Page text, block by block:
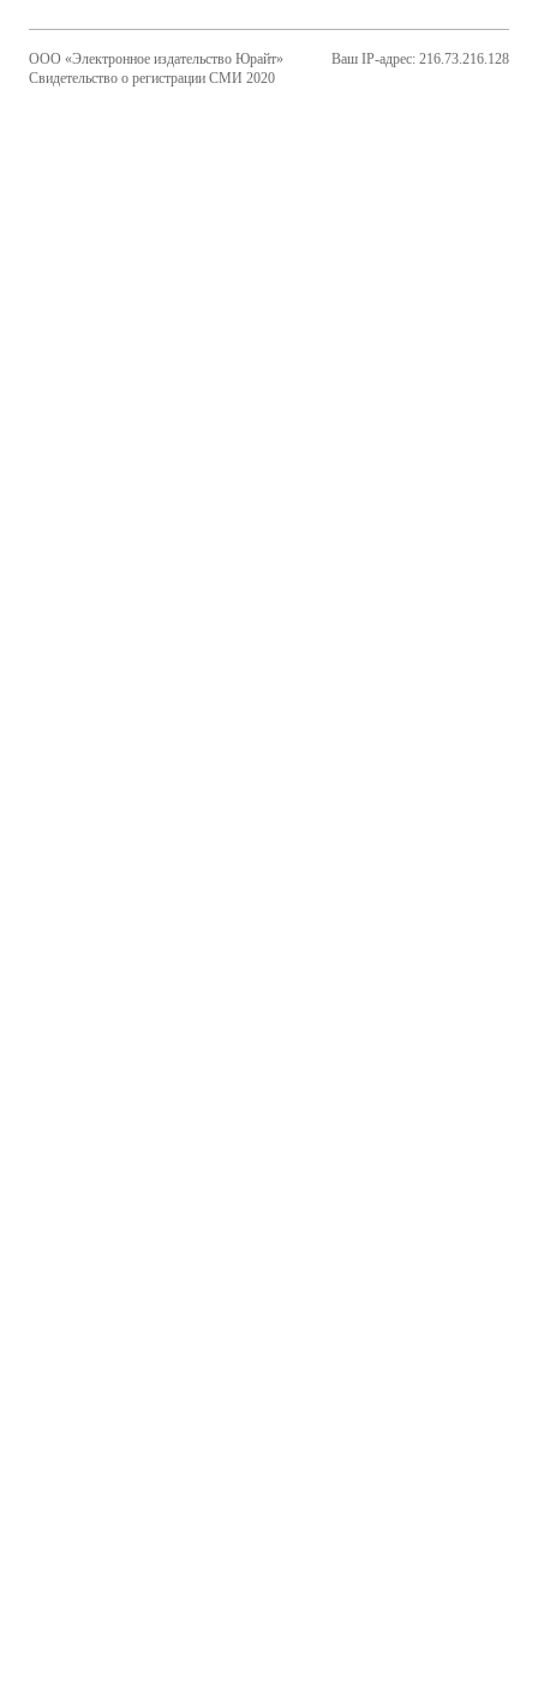
ООО «Электронное издательство Юрайт»
Свидетельство о регистрации СМИ 2020
Ваш IP-адрес: 216.73.216.128